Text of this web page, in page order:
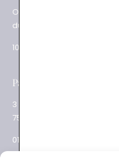
Ouverture
du mardi au samedi
10.30 – 19.00
Paris XVII
3 place des Ternes
75017 Paris
01 53 81 69 08